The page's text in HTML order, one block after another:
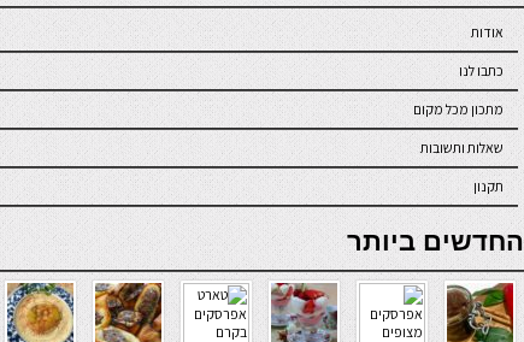
אודות
כתבו לנו
מתכון מכל מקום
שאלות ותשובות
תקנון
online casino
החדשים ביותר